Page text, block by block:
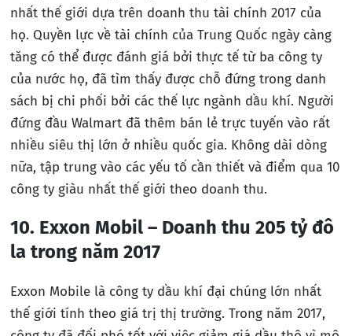
nhất thế giới dựa trên doanh thu tài chính 2017 của
họ. Quyền lực về tài chính của Trung Quốc ngày càng
tăng có thể được đánh giá bởi thực tế từ ba công ty
của nước họ, đã tìm thấy được chỗ đứng trong danh
sách bị chi phối bởi các thế lực ngành dầu khí. Người
đứng đầu Walmart đã thêm bán lẻ trực tuyến vào rất
nhiều siêu thị lớn ở nhiều quốc gia. Không dài dòng
nữa, tập trung vào các yếu tố cần thiết và điểm qua 10
công ty giàu nhất thế giới theo doanh thu.
10. Exxon Mobil – Doanh thu 205 tỷ đô
la trong năm 2017
Exxon Mobile là công ty dầu khí đại chúng lớn nhất
thế giới tính theo giá trị thị trường. Trong năm 2017,